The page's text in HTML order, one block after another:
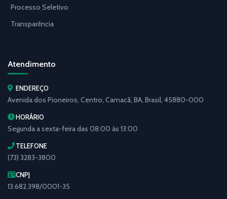
Processo Seletivo
Transparência
Atendimento
ENDEREÇO
Avenida dos Pioneiros, Centro, Camacã, BA, Brasil, 45880-000
HORÁRIO
Segunda a sexta-feira das 08:00 às 13:00
TELEFONE
(73) 3283-3800
CNPJ
13.682.398/0001-35